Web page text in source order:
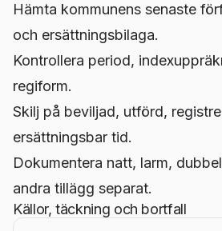
Hämta kommunens senaste
och ersättningsbilaga.
Kontrollera period,
regiform.
Skilj på beviljad, utförd,
ersättningsbar tid.
Dokumentera natt, larm,
andra tillägg separat.
Källor, täckning och bortfall